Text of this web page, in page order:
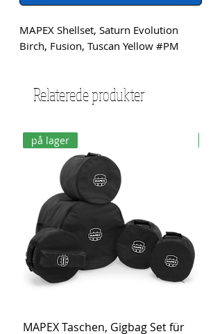
MAPEX Shellset, Saturn Evolution
Birch, Fusion, Tuscan Yellow #PM
Relaterede produkter
på lager
MAPEX Taschen, Gigbag Set für